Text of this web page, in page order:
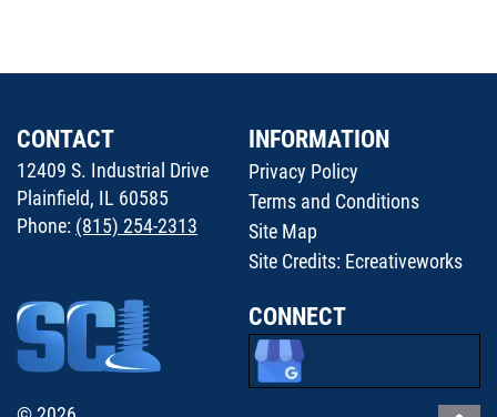
CONTACT
12409 S. Industrial Drive
Plainfield, IL 60585
Phone: (815) 254-2313
INFORMATION
Privacy Policy
Terms and Conditions
Site Map
Site Credits: Ecreativeworks
CONNECT